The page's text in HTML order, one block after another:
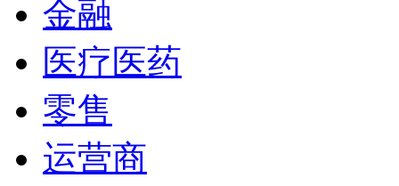
金融
医疗医药
零售
运营商